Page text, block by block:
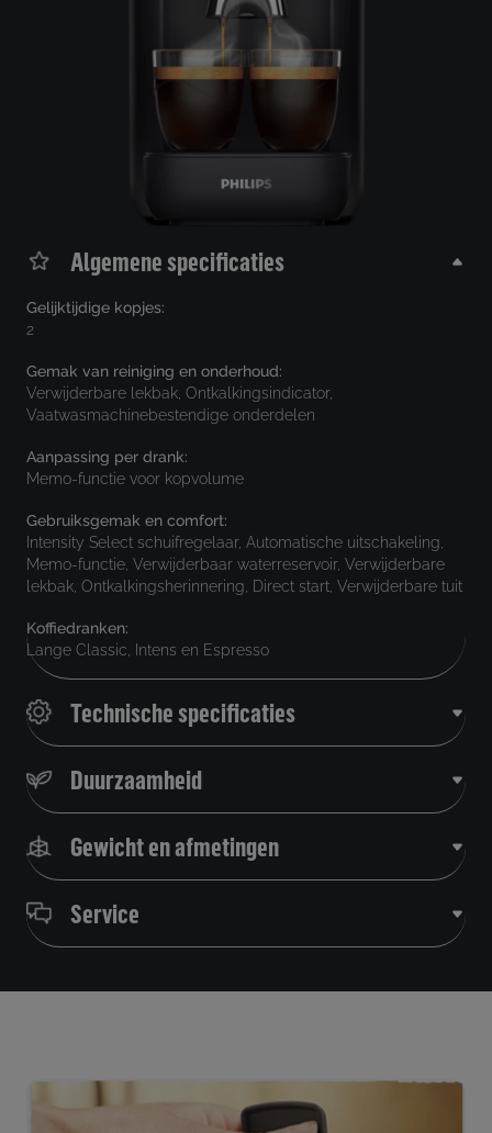
Algemene specificaties
Gelijktijdige kopjes:
2
Gemak van reiniging en onderhoud:
Verwijderbare lekbak, Ontkalkingsindicator,
Vaatwasmachinebestendige onderdelen
Aanpassing per drank:
Memo-functie voor kopvolume
Gebruiksgemak en comfort:
Intensity Select schuifregelaar, Automatische uitschakeling,
Memo-functie, Verwijderbaar waterreservoir, Verwijderbare
lekbak, Ontkalkingsherinnering, Direct start, Verwijderbare tuit
Koffiedranken:
Lange Classic, Intens en Espresso
Technische specificaties
Duurzaamheid
Gewicht en afmetingen
Service